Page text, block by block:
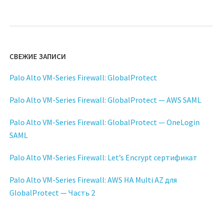
СВЕЖИЕ ЗАПИСИ
Palo Alto VM-Series Firewall: GlobalProtect
Palo Alto VM-Series Firewall: GlobalProtect — AWS SAML
Palo Alto VM-Series Firewall: GlobalProtect — OneLogin
SAML
Palo Alto VM-Series Firewall: Let’s Encrypt сертификат
Palo Alto VM-Series Firewall: AWS HA Multi AZ для
GlobalProtect — Часть 2